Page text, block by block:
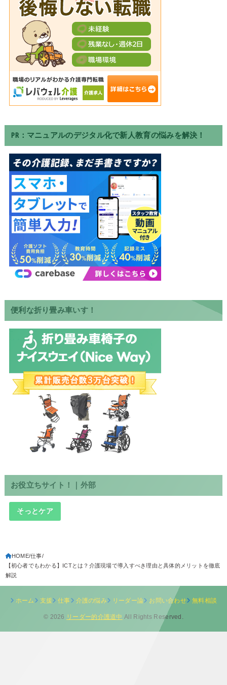
PR：マニュアルのデジタル化で新人教育の悩みを解決！
便利な折り畳み車いす！
お役立ちサイト！｜外部
そっとケア
HOME 仕事
【初心者でもわかる】ICTとは？介護現場で導入すべき理由と具体的メリットを徹底
解説
ホーム 支援 仕事 介護の悩み リーダー論 お問い合わせ 無料相談
© 2026 リーダー的介護道中 All Rights Reserved.